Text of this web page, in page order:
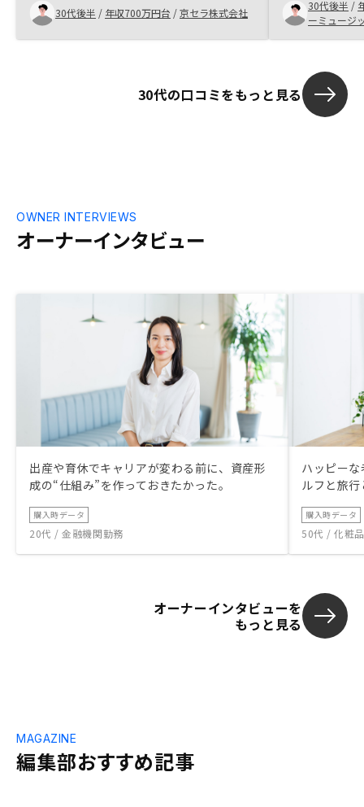
ート体制がしっかりしていることがわかっ
た。また、DXが非常に進んでいて契約も
スムーズで、今後の管理も負担が少なそう
30代後半 / 年収700万円台 /京セラ株式会社
す。 30代後半 /
ーミュージ
30代の口コミをもっと見る
オーナーインタビュー
OWNER INTERVIEWS
出産や育休でキャリアが変わる前に、資産形
成の“仕組み”を作っておきたかった。
購入時データ
20代 / 金融機関勤務
ハッピー
ルフと旅
購入時データ
50代 / 化粧
オーナーインタビューを
もっと見る
編集部おすすめ記事
MAGAZINE